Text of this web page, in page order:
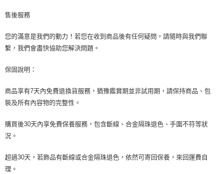
售後服務
您的滿意是我們的動力！若您在收到商品後有任何疑問，請隨時與我們聯
繫，我們會盡快協助您解決問題。
保固說明：
商品享有7天內免費退換貨服務，猶豫鑑賞期並非試用期，請保持商品、包
裝及所有內容物的完整性。
購買後30天內享免費保養服務，包含斷線、合金隔珠退色、手圍不符等狀
況。
超過30天，若飾品有斷線或合金隔珠退色，依然可寄回保養，來回運費自
理。